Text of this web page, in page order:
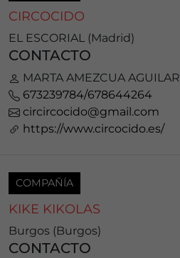
CIRCOCIDO
EL ESCORIAL (Madrid)
CONTACTO
MARTA AMEZCUA AGUILAR
673239784/678644264
circircocido@gmail.com
https://www.circocido.es/
COMPAÑÍA
KIKE KIKOLAS
Burgos (Burgos)
CONTACTO